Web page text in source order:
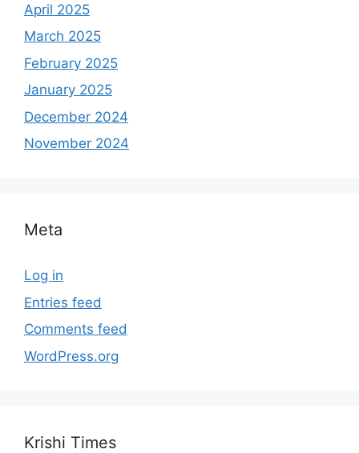
April 2025
March 2025
February 2025
January 2025
December 2024
November 2024
Meta
Log in
Entries feed
Comments feed
WordPress.org
Krishi Times